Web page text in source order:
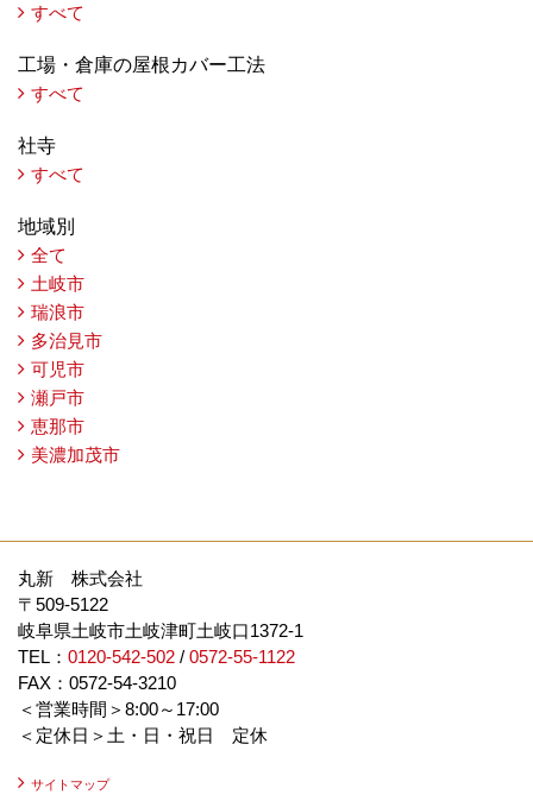
すべて
工場・倉庫の屋根カバー工法
すべて
社寺
すべて
地域別
全て
土岐市
瑞浪市
多治見市
可児市
瀬戸市
恵那市
美濃加茂市
丸新 株式会社
〒509-5122
岐阜県土岐市土岐津町土岐口1372-1
TEL： 0120-542-502 / 0572-55-1122
FAX：0572-54-3210
＜営業時間＞8:00～17:00
＜定休日＞土・日・祝日 定休
サイトマップ